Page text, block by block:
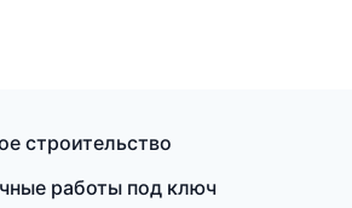
строительство
работы под ключ